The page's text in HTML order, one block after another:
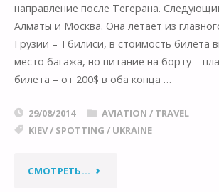
направление после Тегерана.
Алматы и Москва. Она летает из
Грузии – Тбилиси, в стоимость билета
место багажа, но питание на борту –
билета – от 200$ в оба конца …
29/08/2014 AVIATION / TRAVEL
KIEV/ SPOTTING / UKRAINE
СМОТРЕТЬ... "НОВАЯ